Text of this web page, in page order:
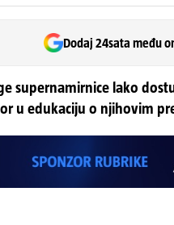
Dodaj 24sata među
supernamirnice lako
u edukaciju o njihovim